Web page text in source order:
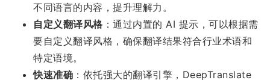
不同语言的内容，提升理解力。
自定义翻译风格 ：通过内置的 AI 提示，可以根据需
要自定义翻译风格，确保翻译结果符合行业术语和
特定语境。
快速准确 ：依托强大的翻译引擎，DeepTranslate